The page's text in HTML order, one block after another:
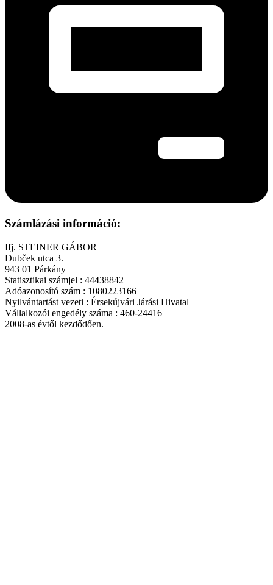
Számlázási információ:
Ifj. STEINER GÁBOR
Dubček utca 3.
943 01 Párkány
Statisztikai számjel : 44438842
Adóazonosító szám : 1080223166
Nyilvántartást vezeti : Érsekújvári Járási Hivatal
Vállalkozói engedély száma : 460-24416
2008-as évtől kezdődően.